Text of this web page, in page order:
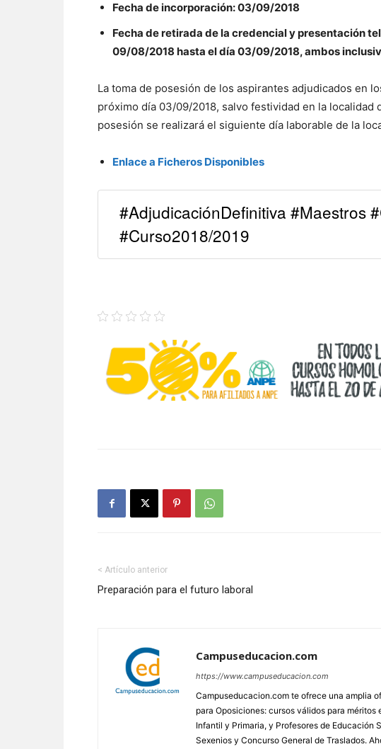
Fecha de incorporación: 03/09/2018
Fecha de retirada de la credencial y presentación
09/08/2018 hasta el día 03/09/2018, ambos
La toma de posesión de los aspirantes adjudicados en
próximo día 03/09/2018, salvo festividad en la localidad
posesión se realizará el siguiente día laborable de la
Enlace a Ficheros Disponibles
#AdjudicaciónDefinitiva #Maestros
#Curso2018/2019
< Artículo anterior
Preparación para el futuro laboral
Campuseducacion.com
https://www.campuseducacion.com
Campuseducacion.com te ofrece una amplia
para Oposiciones: cursos válidos para
Infantil y Primaria, y Profesores de Educación
Sexenios y Concurso General de Traslados.